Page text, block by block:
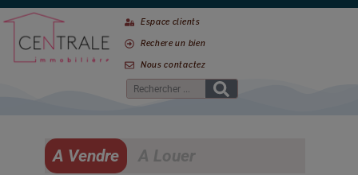
Espace clients
Rechere un bien
Nous contactez
A Vendre A Louer